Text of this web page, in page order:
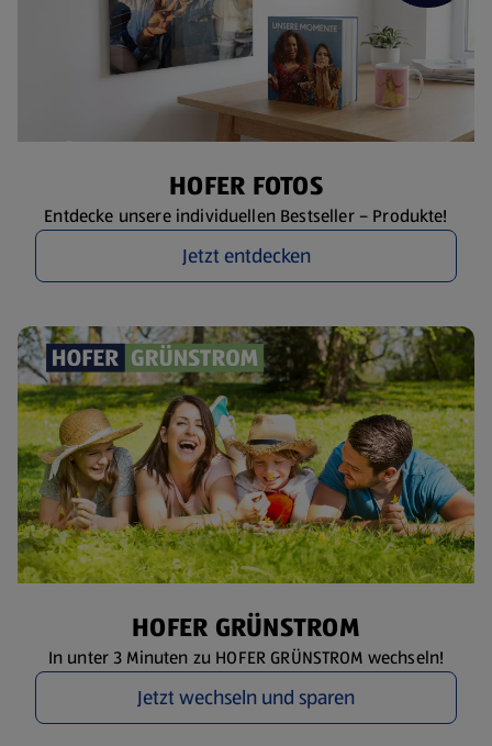
HOFER FOTOS
Entdecke unsere individuellen Bestseller – Produkte!
Jetzt entdecken
HOFER GRÜNSTROM
In unter 3 Minuten zu HOFER GRÜNSTROM wechseln!
Jetzt wechseln und sparen